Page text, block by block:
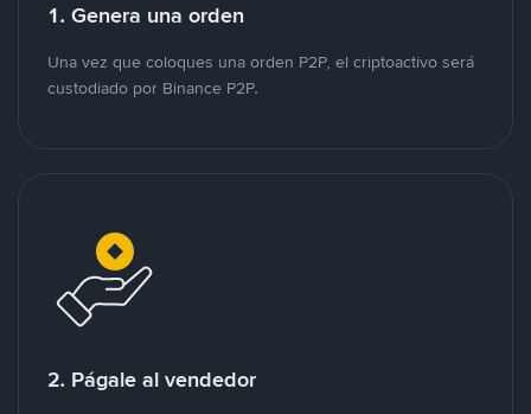
1. Genera una orden
Una vez que coloques una orden P2P, el criptoactivo será
custodiado por Binance P2P.
2. Págale al vendedor